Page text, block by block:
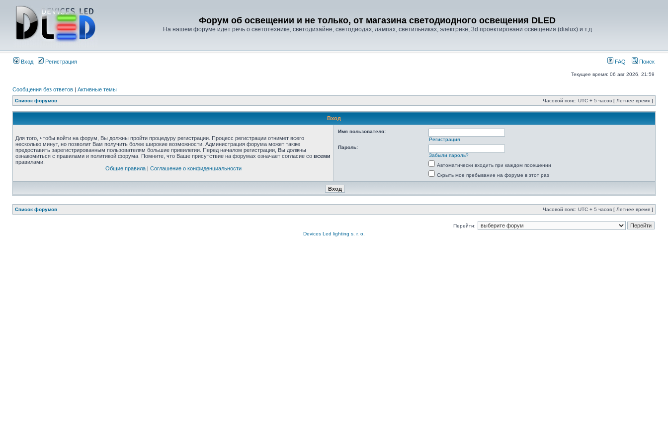
Форум об освещении и не только, от магазина светодиодного освещения DLED
На нашем форуме идет речь о светотехнике, светодизайне, светодиодах, лампах, светильниках, электрике, 3d проектировани освещения (dialux) и т.д
Вход Регистрация FAQ Поиск
Текущее время: 06 авг 2026, 21:59
Сообщения без ответов | Активные темы
Список форумов Часовой пояс: UTC + 5 часов [ Летнее время ]
Вход
Для того, чтобы войти на форум, Вы должны пройти процедуру регистрации. Процесс регистрации отнимет всего
несколько минут, но позволит Вам получить более широкие возможности. Администрация форума может также
предоставить зарегистрированным пользователям большие привилегии. Перед началом регистрации, Вы должны
ознакомиться с правилами и политикой форума. Помните, что Ваше присутствие на форумах означает согласие со всеми
правилами.
Общие правила| Соглашение о конфиденциальности
Имя пользователя:
Регистрация
Пароль:
Забыли пароль?
Автоматически входить при каждом посещении
Скрыть мое пребывание на форуме в этот раз
Список форумов Часовой пояс: UTC + 5 часов [ Летнее время ]
Перейти:
Devices Led lighting s. r. o.